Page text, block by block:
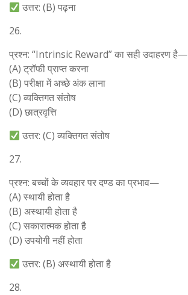
उत्तर: (B) पढ़ना
26.
प्रश्न: “Intrinsic Reward” का सही उदाहरण है—
(A) ट्रॉफी प्राप्त करना
(B) परीक्षा में अच्छे अंक लाना
(C) व्यक्तिगत संतोष
(D) छात्रवृत्ति
उत्तर: (C) व्यक्तिगत संतोष
27.
प्रश्न: बच्चों के व्यवहार पर दण्ड का प्रभाव—
(A) स्थायी होता है
(B) अस्थायी होता है
(C) सकारात्मक होता है
(D) उपयोगी नहीं होता
उत्तर: (B) अस्थायी होता है
28.